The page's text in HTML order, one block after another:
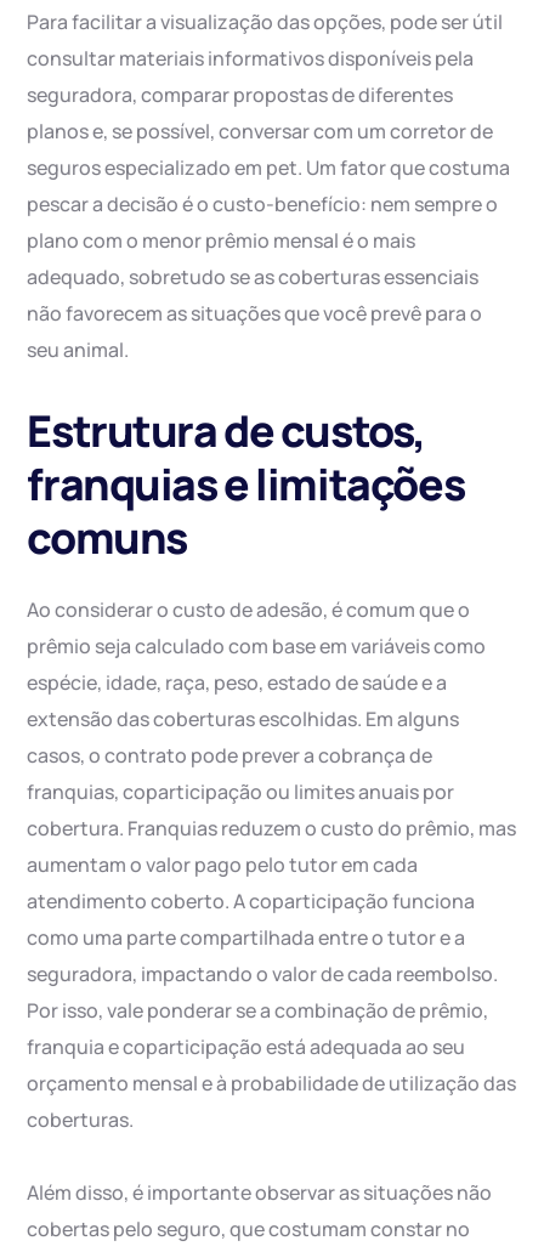
Para facilitar a visualização das opções, pode ser útil
consultar materiais informativos disponíveis pela
seguradora, comparar propostas de diferentes
planos e, se possível, conversar com um corretor de
seguros especializado em pet. Um fator que costuma
pescar a decisão é o custo-benefício: nem sempre o
plano com o menor prêmio mensal é o mais
adequado, sobretudo se as coberturas essenciais
não favorecem as situações que você prevê para o
seu animal.
Estrutura de custos,
franquias e limitações
comuns
Ao considerar o custo de adesão, é comum que o
prêmio seja calculado com base em variáveis como
espécie, idade, raça, peso, estado de saúde e a
extensão das coberturas escolhidas. Em alguns
casos, o contrato pode prever a cobrança de
franquias, coparticipação ou limites anuais por
cobertura. Franquias reduzem o custo do prêmio, mas
aumentam o valor pago pelo tutor em cada
atendimento coberto. A coparticipação funciona
como uma parte compartilhada entre o tutor e a
seguradora, impactando o valor de cada reembolso.
Por isso, vale ponderar se a combinação de prêmio,
franquia e coparticipação está adequada ao seu
orçamento mensal e à probabilidade de utilização das
coberturas.
Além disso, é importante observar as situações não
cobertas pelo seguro, que costumam constar no